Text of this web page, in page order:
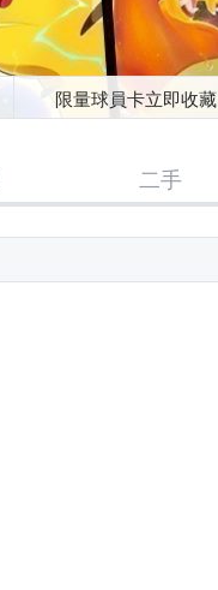
限量球員卡立即收藏
二手